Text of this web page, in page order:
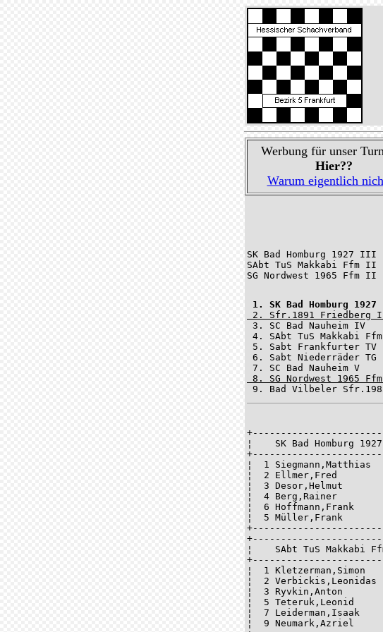
Werbung für unser
Hier??
Warum eigentlich
SK Bad Homburg 1927
SAbt TuS Makkabi
SG Nordwest 1965
1. SK Bad Homburg
2. Sfr.1891
3. SC Bad Nauheim
4. SAbt TuS
5. Sabt Frankfurter
6. Sabt Niederräder
8. SG Nordwest
9. Bad
¦    SK Bad Homburg
¦  1
¦  2 Ellmer,Fred
¦  3 Desor,Helmut
¦  4 Berg,Rainer
¦  6 Hoffmann,Frank
¦  5 Müller,Frank
¦    SAbt TuS
¦  1
¦  2
¦  3 Ryvkin,Anton
¦  5 Teteruk,Leonid
¦  7
¦  9 Neumark,Azriel